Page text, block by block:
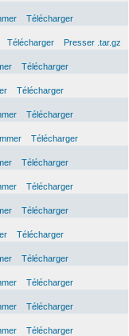
Télécharger
Télécharger
Presser .tar.gz
Télécharger
Télécharger
Télécharger
Télécharger
Télécharger
Télécharger
Télécharger
Télécharger
Télécharger
Télécharger
Télécharger
Télécharger